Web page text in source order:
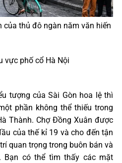
thủ đô ngàn năm văn hiến
vực phố cổ Hà Nội
tượng của Sài Gòn hoa lệ thì
phần không thể thiếu trong
Thành. Chợ Đồng Xuân được
của thế kỉ 19 và cho đến tận
quan trọng trong buôn bán và
Bạn có thể tìm thấy các mặt